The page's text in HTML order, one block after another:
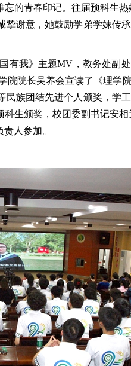
的青春印记。往届预科生
谢意，她鼓励学弟学妹传
有我》主题MV，教务处副
院院长吴养会宣读了《理学
族团结先进个人颁奖，学
生颁奖，校团委副书记安
人参加。